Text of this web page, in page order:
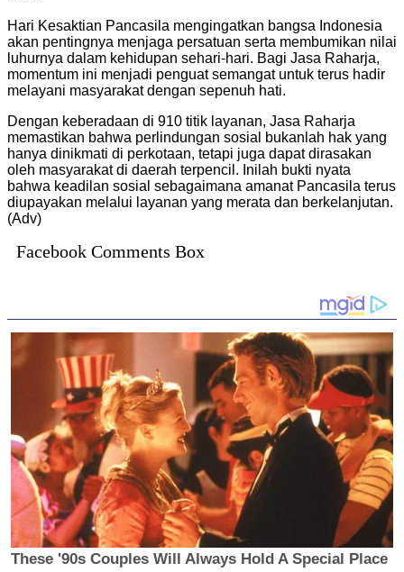
Hari Kesaktian Pancasila mengingatkan bangsa Indonesia
akan pentingnya menjaga persatuan serta membumikan nilai
luhurnya dalam kehidupan sehari-hari. Bagi Jasa Raharja,
momentum ini menjadi penguat semangat untuk terus hadir
melayani masyarakat dengan sepenuh hati.
Dengan keberadaan di 910 titik layanan, Jasa Raharja
memastikan bahwa perlindungan sosial bukanlah hak yang
hanya dinikmati di perkotaan, tetapi juga dapat dirasakan
oleh masyarakat di daerah terpencil. Inilah bukti nyata
bahwa keadilan sosial sebagaimana amanat Pancasila terus
diupayakan melalui layanan yang merata dan berkelanjutan.
(Adv)
Facebook Comments Box